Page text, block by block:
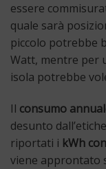
essere
quale sarà
piccolo potrebbe
Watt, mentre per
isola potrebbe
Il consumo
desunto
riportati i kWh
viene approntato